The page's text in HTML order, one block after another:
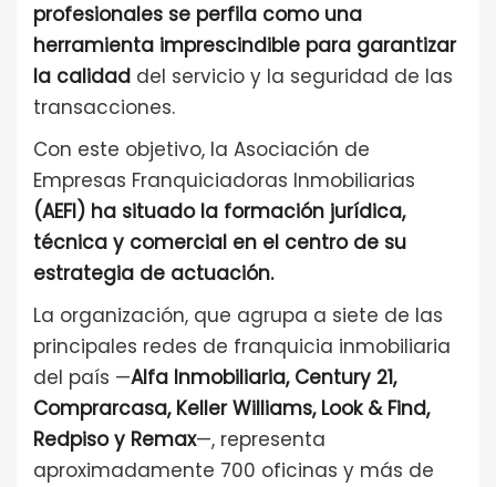
profesionales se perfila como una
herramienta imprescindible para garantizar
la calidad del servicio y la seguridad de las
transacciones.
Con este objetivo, la Asociación de
Empresas Franquiciadoras Inmobiliarias
(AEFI) ha situado la formación jurídica,
técnica y comercial en el centro de su
estrategia de actuación.
La organización, que agrupa a siete de las
principales redes de franquicia inmobiliaria
del país —Alfa Inmobiliaria, Century 21,
Comprarcasa, Keller Williams, Look & Find,
Redpiso y Remax—, representa
aproximadamente 700 oficinas y más de